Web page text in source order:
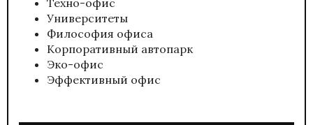
Университеты
Философия офиса
Корпоративный автопарк
Эко-офис
Эффективный офис